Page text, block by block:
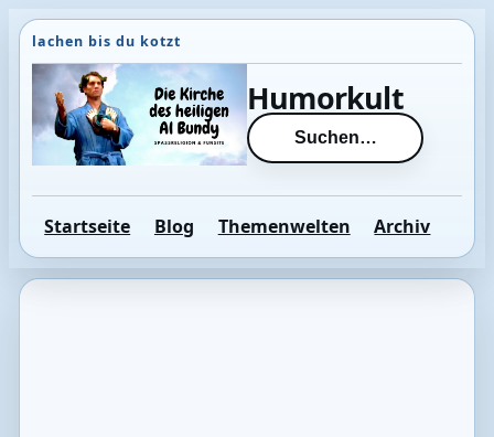
Direkt
zum
Inhalt
wechseln
Humorkult
Suchen…
Startseite Blog Themenwelten Archiv